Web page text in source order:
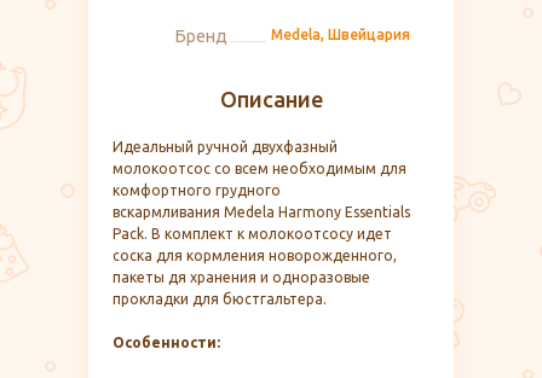
Описание
Идеальный ручной двухфазный
молокоотсос со всем необходимым для
комфортного грудного
вскармливания Medela Harmony Essentials
Pack. В комплект к молокоотсосу идет
соска для кормления новорожденного,
пакеты дя хранения и одноразовые
прокладки для бюстгальтера.
Особенности:
Бренд Medela, Швейцария